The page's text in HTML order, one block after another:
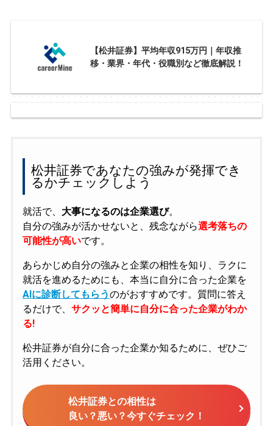
【松井証券】平均年収915万円｜年収推
移・業界・年代・役職別など徹底解説！
松井証券であなたの強みが発揮でき
るかチェックしよう
就活で、 大事になるのは企業選び。
自分の強みが活かせないと、残念ながら選考落ちの
可能性が高いです。
あらかじめ自分の強みと企業の相性を知り、ラクに
就活を進めるためにも、本当に自分に合った企業を
AIに診断してもらうのがおすすめです。質問に答え
るだけで、 サクッと簡単に自分に合った企業がわか
る!
松井証券が自分に合った企業か知るために、ぜひご
活用ください。
松井証券との相性は
良い？悪い？今すぐチェック！